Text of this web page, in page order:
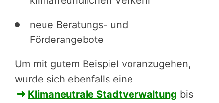
neue Beratungs- und
Förderangebote
Um mit gutem Beispiel voranzugehen,
wurde sich ebenfalls eine
Klimaneutrale Stadt­ver­wal­tung bis